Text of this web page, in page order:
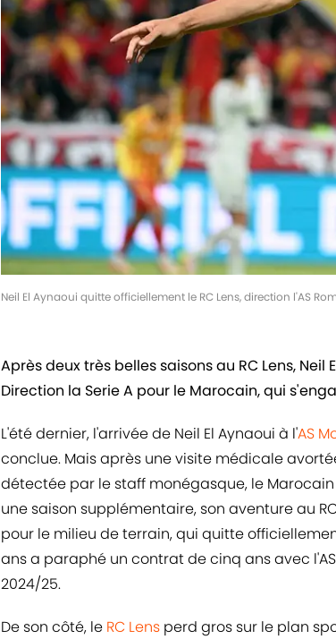
Neil El Aynaoui quitte officiellement le RC Lens, direction l'AS
Après deux très belles saisons au RC Lens, Neil
Direction la Serie A pour le Marocain, qui
L'été dernier, l'arrivée de Neil El Aynaoui à l'AS
conclue. Mais après une visite médicale
détectée par le staff monégasque, le
une saison supplémentaire, son aventure au
pour le milieu de terrain, qui quitte
ans a paraphé un contrat de cinq ans avec
2024/25.
De son côté, le RC Lens perd gros sur le plan